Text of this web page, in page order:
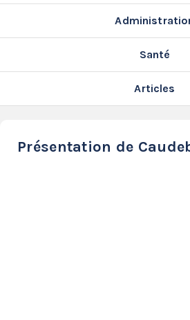
Santé
Articles
Présentation de